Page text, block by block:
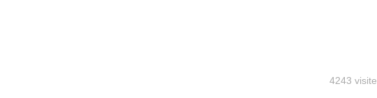
4243 visite